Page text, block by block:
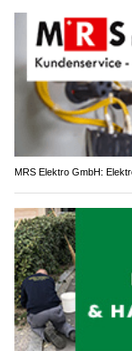
MRS Elektro GmbH: